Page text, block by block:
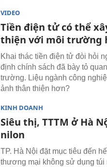
VIDEO
Tiền điện tử có thể
thiện với môi trường
Khai thác tiền điện tử đòi hỏi
định chính sách đã bày tỏ
trường. Liệu ngành công
ảnh thân thiện hơn?
KINH DOANH
Siêu thị, TTTM ở Hà
nilon
TP. Hà Nội đặt mục tiêu đến
thương mại không sử dụng túi